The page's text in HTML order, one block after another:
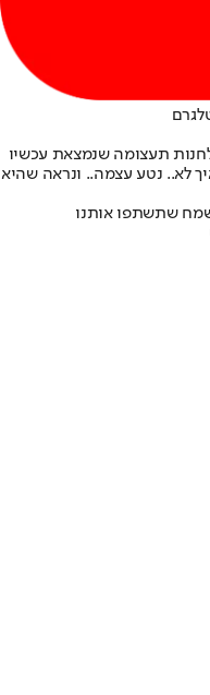
תעצומה שנמצאת עכשיו
לא.. נטע עצמה.. ונראה שהיא
שתשתפו אותנו